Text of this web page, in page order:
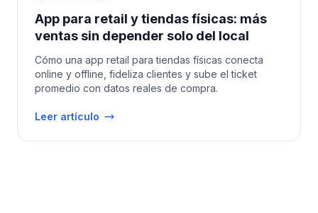
App para retail y tiendas físicas: más
ventas sin depender solo del local
Cómo una app retail para tiendas físicas conecta
online y offline, fideliza clientes y sube el ticket
promedio con datos reales de compra.
Leer artículo